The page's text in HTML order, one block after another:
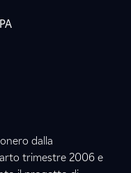
dalla
trimestre 2006 e